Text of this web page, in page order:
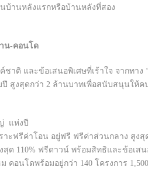
บ้านหลังแรกหรือบ้านหลังที่สอง
น-คอนโด
าติ และข้อเสนอพิเศษที่เร้าใจ จากทา
สูงสุดกว่า 2 ล้านบาทเพื่อสนับสนุนให้
แห่งปี
าะฟรีค่าโอน อยู่ฟรี ฟรีค่าส่วนกลาง สูงสุ
ด 110% ฟรีดาวน์ พร้อมสิทธิและข้อเส
คอนโดพร้อมอยู่กว่า 140 โครงการ